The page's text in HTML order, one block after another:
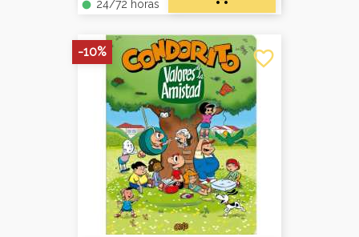
fiber_manual_record 24/72 horas
favorite_border
-10%